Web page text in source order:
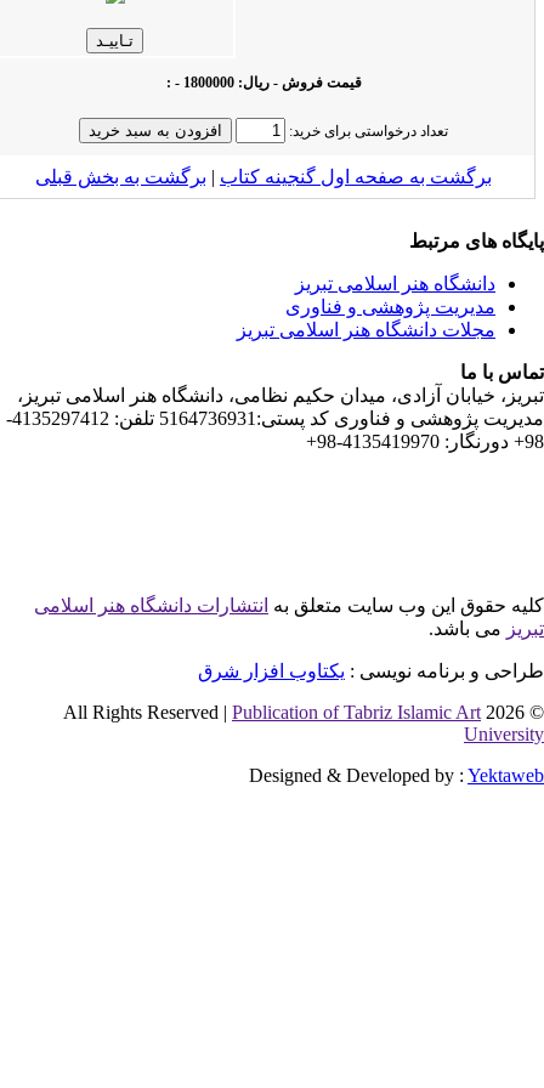
قیمت فروش - ریال: 1800000 - :
تعداد درخواستی برای خرید:
به صفحه اول گنجینه کتاب‌|برگشت به بخش قبلى
مرتبط
هنر اسلامی تبریز
پژوهشی و فناوری
دانشگاه هنر اسلامی تبریز
آزادی، میدان حکیم نظامی، دانشگاه هنر اسلامی تبریز،
مدیریت پژوهشی و فناوری کد پستی:5164736931 تلفن: 4135297412-
این وب سایت متعلق بهانتشارات دانشگاه هنر اسلامی
نویسی :یکتاوب افزار شرق
Publication of Tabriz Islamic
Designed & Developed